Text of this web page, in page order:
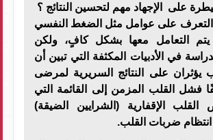
على الإجهاد مهم لتحسين النتائج ؟
التعرف على عوامل مثل الضغط النفسي
التعامل معها بشكل كافٍ، ولكن
في الأدبيات المكثفة التي تبين أن
يؤثران على النتائج السريرية لمرضى
فشل القلب المزمن إلى القائمة التي
الإقفارية (الشرايين الضيقة)
ضربات القلب.